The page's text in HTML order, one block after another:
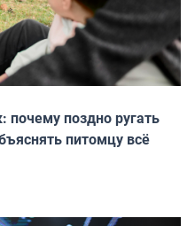
почему поздно ругать
питомцу всё